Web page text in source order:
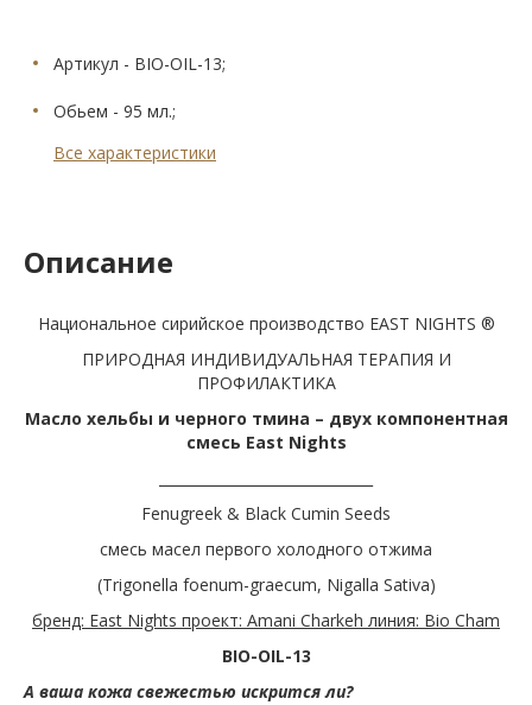
Артикул - BIO-OIL-13;
Обьем - 95 мл.;
Все характеристики
Описание
Национальное сирийское производство EAST NIGHTS ®
ПРИРОДНАЯ ИНДИВИДУАЛЬНАЯ ТЕРАПИЯ И
ПРОФИЛАКТИКА
Масло хельбы и черного тмина – двух компонентная
смесь East Nights
Fenugreek & Black Cumin Seeds
смесь масел первого холодного отжима
(Trigonella foenum-graecum, Nigalla Sativa)
бренд: East Nights проект: Amani Charkeh линия: Bio Cham
BIO-OIL-13
А ваша кожа свежестью искрится ли?